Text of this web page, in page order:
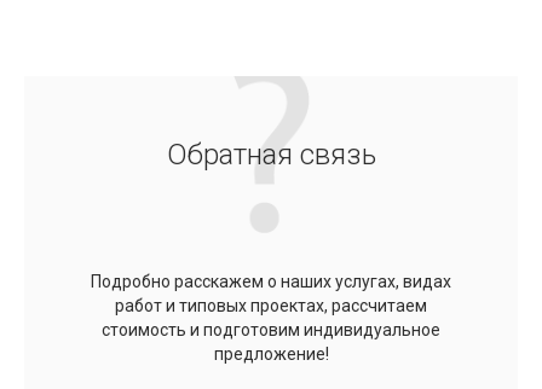
Обратная связь
Подробно расскажем о наших услугах, видах
работ и типовых проектах, рассчитаем
стоимость и подготовим индивидуальное
предложение!